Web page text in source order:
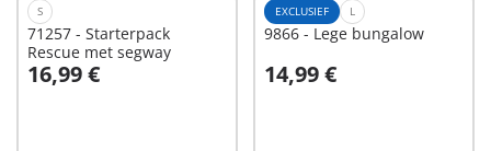
S
71257 - Starterpack
Rescue met segway
16,99 €
In winkelwagen
EXCLUSIEF L
9866 - Lege bungalow
14,99 €
In winkelwagen